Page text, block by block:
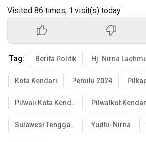
Visited 86 times, 1 visit(s) today
Tag: Berita Politik
Kota Kendari Pemilu 2024
Pilwali Kota Kendari Pilwalkot
Sulawesi Tenggara Yudhi-Nirna